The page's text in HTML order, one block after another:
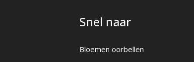
Snel naar
Bloemen oorbellen